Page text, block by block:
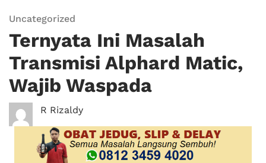
Uncategorized
Ternyata Ini Masalah
Transmisi Alphard Matic,
Wajib Waspada
R Rizaldy